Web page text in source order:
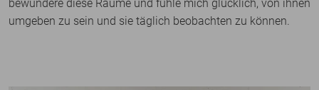
bewundere diese Räume und fühle mich glücklich, von ihnen
umgeben zu sein und sie täglich beobachten zu können.